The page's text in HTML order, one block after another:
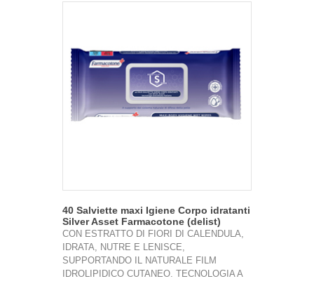
40 Salviette maxi Igiene Corpo idratanti
Silver Asset Farmacotone (delist)
CON ESTRATTO DI FIORI DI CALENDULA,
IDRATA, NUTRE E LENISCE,
SUPPORTANDO IL NATURALE FILM
IDROLIPIDICO CUTANEO. TECNOLOGIA A